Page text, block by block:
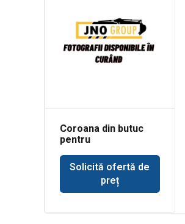
Coroana din butuc
pentru
Hitachi FB90
Solicită ofertă de
preț